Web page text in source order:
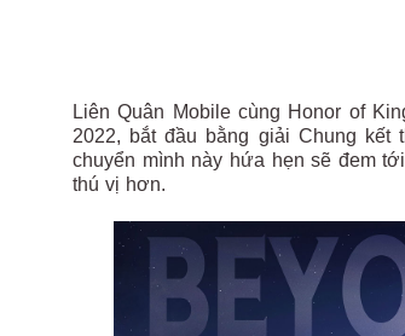
Liên Quân Mobile cùng Honor of
2022, bắt đầu bằng giải Chung
chuyển mình này hứa hẹn sẽ đem
thú vị hơn.